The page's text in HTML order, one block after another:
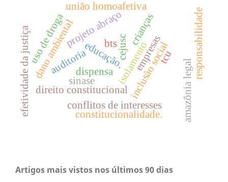
direito constitucional
isolamento
inclusão social
educação.
projeto abraço
efetividade da justiça cejusc
conflitos de interesses
crianças
sinase amazônia legal
dano ambiental responsabilidade
constitucionalidade.
bts
dispensa
uso de droga
união homoafetiva
auditoria empresastcu
Artigos mais vistos nos últimos 90 dias